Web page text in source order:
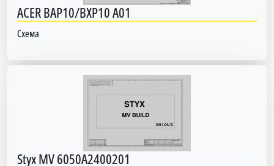
ACER BAP10/BXP10 A01
Схема
Styx MV 6050A2400201